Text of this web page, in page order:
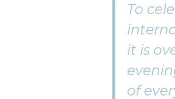
To
it is
of